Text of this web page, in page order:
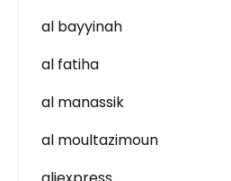
al bayyinah
al fatiha
al manassik
al moultazimoun